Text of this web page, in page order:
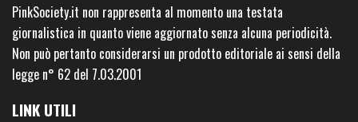
PinkSociety.it non rappresenta al momento una testata
giornalistica in quanto viene aggiornato senza alcuna periodicità.
Non può pertanto considerarsi un prodotto editoriale ai sensi della
legge n° 62 del 7.03.2001
LINK UTILI